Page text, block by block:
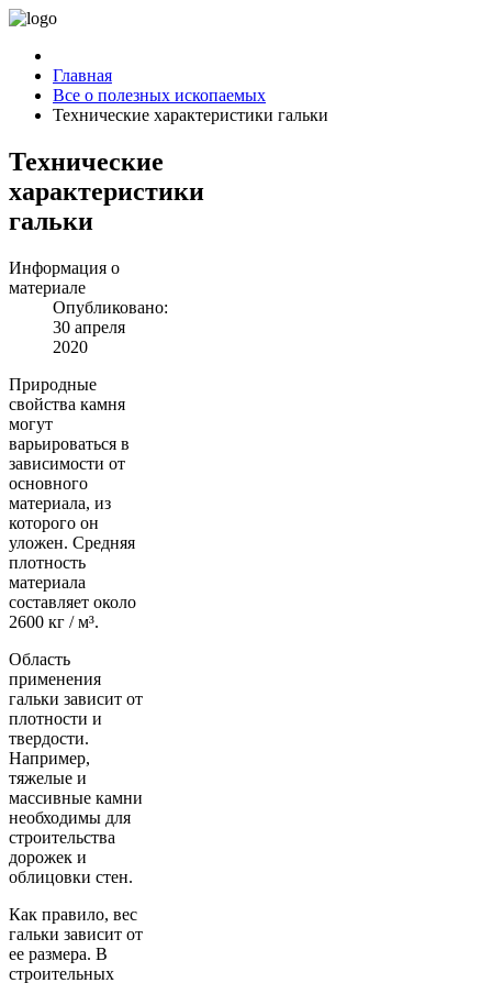
Главная
Все о полезных ископаемых
Технические характеристики гальки
Технические
характеристики
гальки
Информация о
материале
Опубликовано:
30 апреля
2020
Природные
свойства камня
могут
варьироваться в
зависимости от
основного
материала, из
которого он
уложен. Средняя
плотность
материала
составляет около
2600 кг / м³.
Область
применения
гальки зависит от
плотности и
твердости.
Например,
тяжелые и
массивные камни
необходимы для
строительства
дорожек и
облицовки стен.
Как правило, вес
гальки зависит от
ее размера. В
строительных